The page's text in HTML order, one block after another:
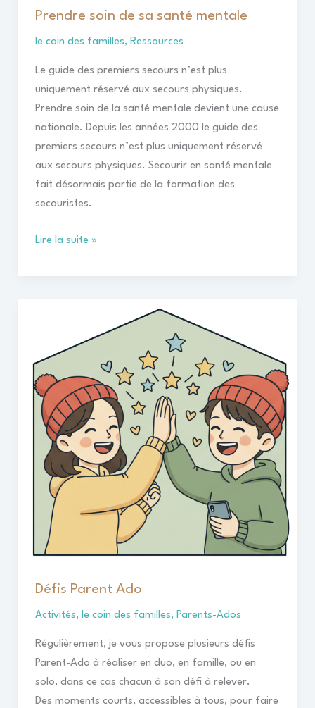
Prendre soin de sa santé mentale
le coin des familles, Ressources
Le guide des premiers secours n’est plus
uniquement réservé aux secours physiques.
Prendre soin de la santé mentale devient une cause
nationale. Depuis les années 2000 le guide des
premiers secours n’est plus uniquement réservé
aux secours physiques. Secourir en santé mentale
fait désormais partie de la formation des
secouristes.
Lire la suite »
Défis Parent Ado
Activités, le coin des familles, Parents-Ados
Régulièrement, je vous propose plusieurs défis
Parent-Ado à réaliser en duo, en famille, ou en
solo, dans ce cas chacun à son défi à relever.
Des moments courts, accessibles à tous, pour faire